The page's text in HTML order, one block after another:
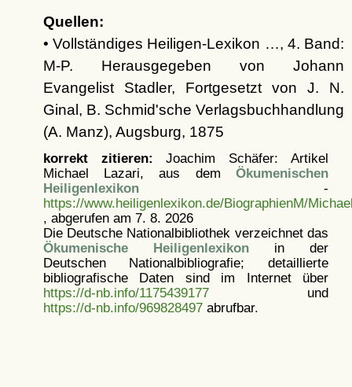
Quellen:
• Vollständiges Heiligen-Lexikon …, 4. Band:
M-P. Herausgegeben von Johann
Evangelist Stadler, Fortgesetzt von J. N.
Ginal, B. Schmid'sche Verlagsbuchhandlung
(A. Manz), Augsburg, 1875
korrekt zitieren: Joachim Schäfer: Artikel
Michael Lazari, aus dem Ökumenischen
Heiligenlexikon-
https://www.heiligenlexikon.de/BiographienM/
, abgerufen am 7. 8. 2026
Die Deutsche Nationalbibliothek verzeichnet das
Ökumenische Heiligenlexikonin der
Deutschen Nationalbibliografie; detaillierte
bibliografische Daten sind im Internet über
https://d-nb.info/1175439177und
https://d-nb.info/969828497abrufbar.